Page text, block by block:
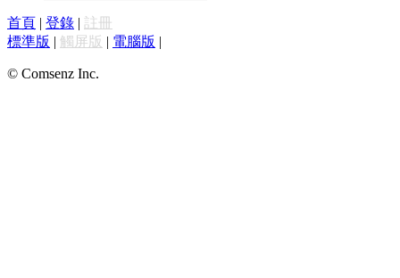
首頁 | 登錄 | 註冊
標準版 | 觸屏版 | 電腦版 |
© Comsenz Inc.